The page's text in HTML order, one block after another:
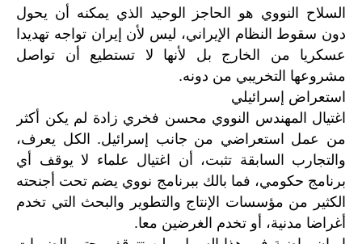
السلاح النووي هو الحاجز الوحيد الذي يمكنه أن يحول
دون سقوط النظام الإيراني، ليس لأن إيران تواجه تهديدا
عسكريا من الخارج بل لأنها لا تستطيع أن تواصل
مشروعها التخريبي من دونه.
استعراض إسرائيلي
اغتيال المهندس النووي محسن فخري زادة لم يكن أكثر
من عمل استعراضي من جانب إسرائيل. الكل يعرف،
والتجارب السابقة تثبت، أن اغتيال علماء لا يوقف أي
برنامج حكومي، فما بالك ببرنامج نووي يضم تحت أجنحته
الكثير من مؤسسات الإنتاج والتطوير والبحث التي تخدم
أغراضا مدنية، أو تخدم الغرضين معا.